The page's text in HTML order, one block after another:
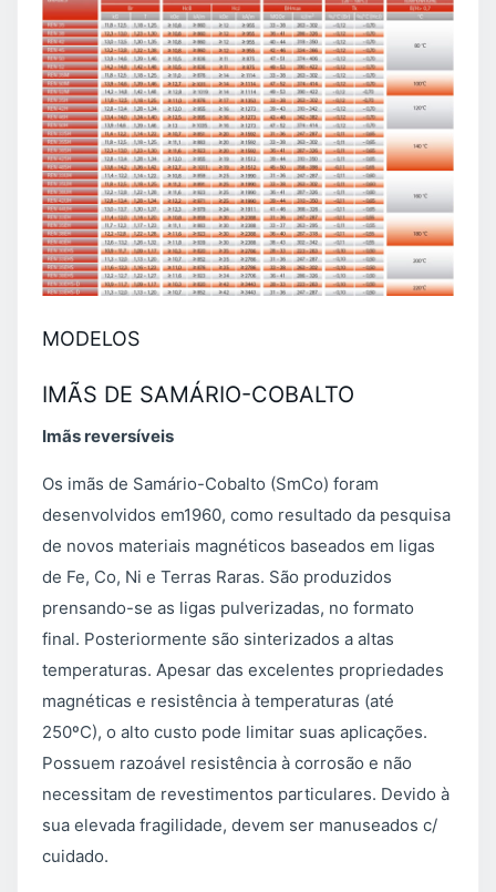
MODELOS
IMÃS DE SAMÁRIO-COBALTO
Imãs reversíveis
Os imãs de Samário-Cobalto (SmCo) foram
desenvolvidos em1960, como resultado da pesquisa
de novos materiais magnéticos baseados em ligas
de Fe, Co, Ni e Terras Raras. São produzidos
prensando-se as ligas pulverizadas, no formato
final. Posteriormente são sinterizados a altas
temperaturas. Apesar das excelentes propriedades
magnéticas e resistência à temperaturas (até
250ºC), o alto custo pode limitar suas aplicações.
Possuem razoável resistência à corrosão e não
necessitam de revestimentos particulares. Devido à
sua elevada fragilidade, devem ser manuseados c/
cuidado.